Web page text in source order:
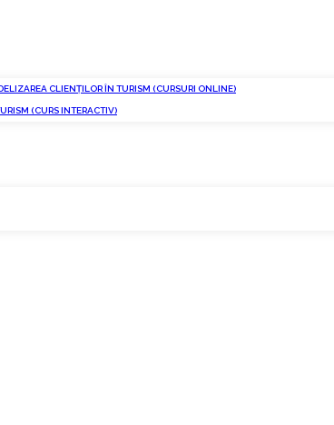
CLIENȚILOR ÎN TURISM (CURSURI ONLINE)
(CURS INTERACTIV)